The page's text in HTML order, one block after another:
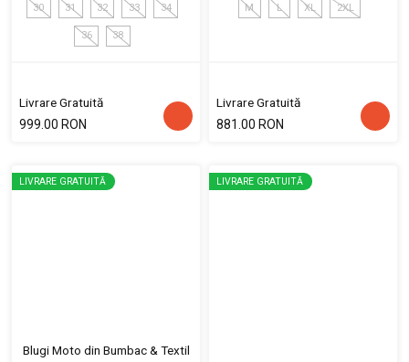
30 31 32 33 34
36 38
Livrare Gratuită
999.00 RON
M L XL 2XL
Livrare Gratuită
881.00 RON
LIVRARE GRATUITĂ
Blugi Moto din Bumbac & Textil
LIVRARE GRATUITĂ